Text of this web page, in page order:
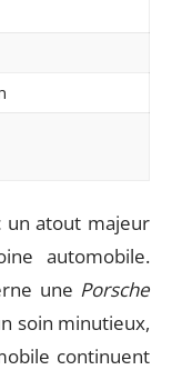
un atout majeur
automobile.
une Porsche
soin minutieux,
continuent